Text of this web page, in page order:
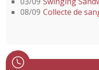
08/09 Collecte de